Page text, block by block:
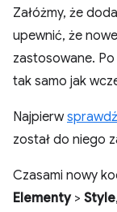
Załóżmy, że
upewnić, że
zastosowane.
tak samo jak
Najpierw
został do niego
Czasami nowy
Elementy> Style